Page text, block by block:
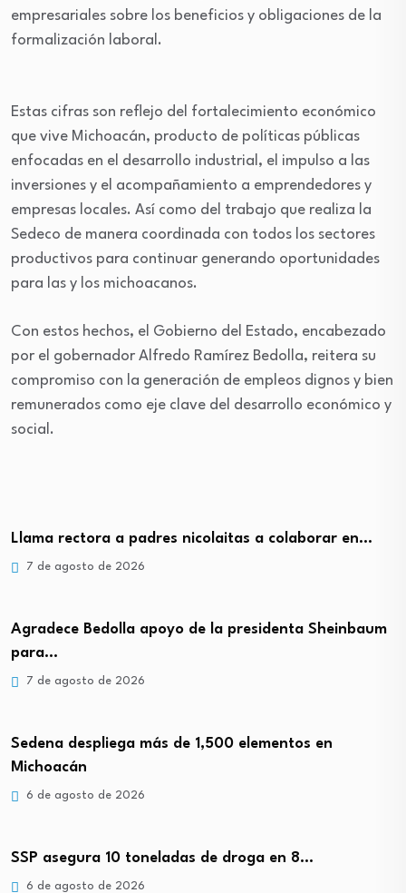
empresariales sobre los beneficios y obligaciones de la
formalización laboral.
Estas cifras son reflejo del fortalecimiento económico
que vive Michoacán, producto de políticas públicas
enfocadas en el desarrollo industrial, el impulso a las
inversiones y el acompañamiento a emprendedores y
empresas locales. Así como del trabajo que realiza la
Sedeco de manera coordinada con todos los sectores
productivos para continuar generando oportunidades
para las y los michoacanos.
Con estos hechos, el Gobierno del Estado, encabezado
por el gobernador Alfredo Ramírez Bedolla, reitera su
compromiso con la generación de empleos dignos y bien
remunerados como eje clave del desarrollo económico y
social.
Llama rectora a padres nicolaitas a colaborar en…
7 de agosto de 2026
Agradece Bedolla apoyo de la presidenta Sheinbaum
para…
7 de agosto de 2026
Sedena despliega más de 1,500 elementos en
Michoacán
6 de agosto de 2026
SSP asegura 10 toneladas de droga en 8…
6 de agosto de 2026